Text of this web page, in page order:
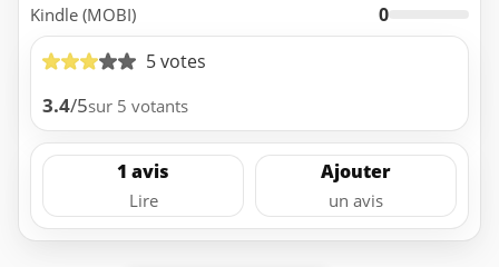
Kindle (MOBI)
0
5 votes
3.4/5sur 5 votants
1 avis
Lire
Ajouter
un avis